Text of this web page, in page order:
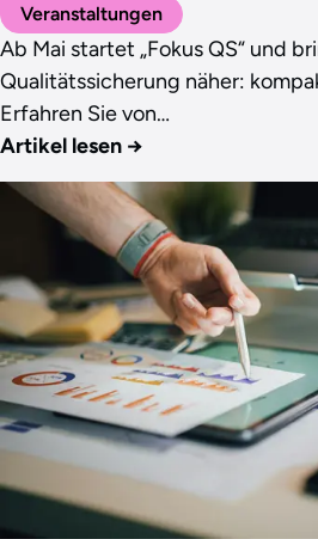
Veranstaltungen
Ab Mai startet „Fokus QS“ und
Qualitätssicherung näher:
Erfahren Sie von…
Artikel lesen →